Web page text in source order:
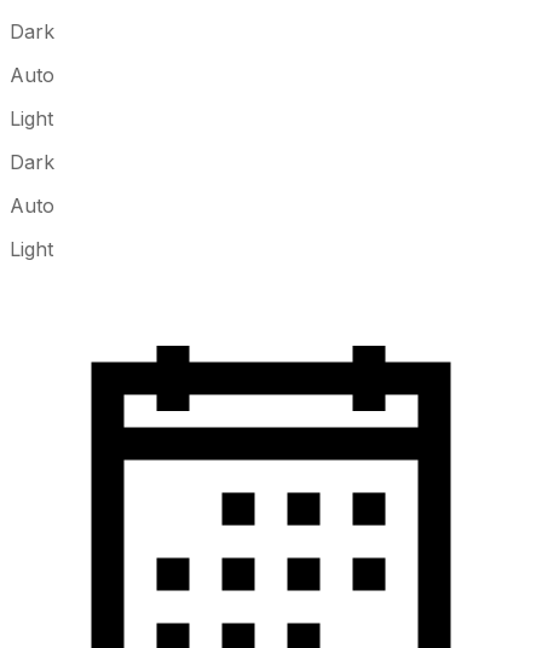
Dark
Auto
Light
Dark
Auto
Light